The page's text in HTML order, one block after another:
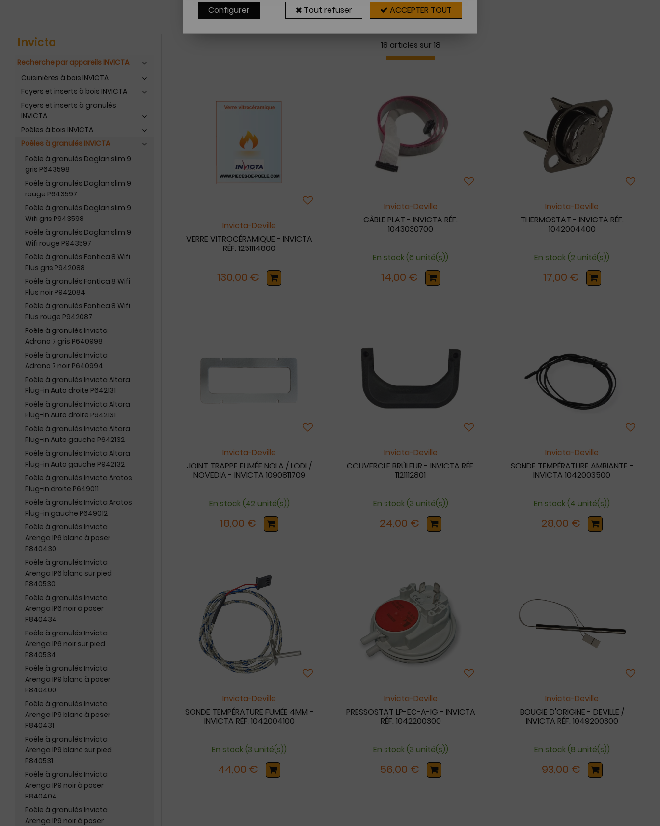
Invicta
Recherche par appareils INVICTA
Cuisinières à bois INVICTA
Foyers et inserts à bois INVICTA
Foyers et inserts à granulés
INVICTA
Poêles à bois INVICTA
Poêles à granulés INVICTA
Poêle à granulés Daglan slim 9
gris P643598
Poêle à granulés Daglan slim 9
rouge P643597
Poêle à granulés Daglan slim 9
Wifi gris P943598
Poêle à granulés Daglan slim 9
Wifi rouge P943597
Poêle à granulés Fontica 8 Wifi
Plus gris P942088
Poêle à granulés Fontica 8 Wifi
Plus noir P942084
Poêle à granulés Fontica 8 Wifi
Plus rouge P942087
Poêle à granulés Invicta
Adrano 7 gris P640998
Poêle à granulés Invicta
Adrano 7 noir P640994
Poêle à granulés Invicta Altara
Plug-in Auto droite P642131
Poêle à granulés Invicta Altara
Plug-in Auto droite P942131
Poêle à granulés Invicta Altara
Plug-in Auto gauche P642132
Poêle à granulés Invicta Altara
Plug-in Auto gauche P942132
Poêle à granulés Invicta Aratos
Plug-in droite P649011
Poêle à granulés Invicta Aratos
Plug-in gauche P649012
Poêle à granulés Invicta
Arenga IP6 blanc à poser
P840430
Poêle à granulés Invicta
Arenga IP6 blanc sur pied
P840530
Poêle à granulés Invicta
Arenga IP6 noir à poser
P840434
Poêle à granulés Invicta
Arenga IP6 noir sur pied
P840534
Poêle à granulés Invicta
Arenga IP9 blanc à poser
P840400
Poêle à granulés Invicta
Arenga IP9 blanc à poser
P840431
Poêle à granulés Invicta
Arenga IP9 blanc sur pied
P840531
Poêle à granulés Invicta
Arenga IP9 noir à poser
P840404
Poêle à granulés Invicta
Arenga IP9 noir à poser
18 articles sur 18
Invicta-Deville
VERRE VITROCÉRAMIQUE - INVICTA
RÉF. 1251114800
130,00 €
Invicta-Deville
CÂBLE PLAT - INVICTA RÉF.
1043030700
En stock (6 unité(s))
14,00 €
Invicta-Deville
THERMOSTAT - INVICTA RÉF.
1042004400
En stock (2 unité(s))
17,00 €
Invicta-Deville
JOINT TRAPPE FUMÉE NOLA / LODI /
NOVEDIA - INVICTA 1090811709
En stock (42 unité(s))
18,00 €
Invicta-Deville
COUVERCLE BRÛLEUR - INVICTA RÉF.
1121112801
En stock (3 unité(s))
24,00 €
Invicta-Deville
SONDE TEMPÉRATURE AMBIANTE -
INVICTA 1042003500
En stock (4 unité(s))
28,00 €
Invicta-Deville
SONDE TEMPÉRATURE FUMÉE 4MM -
INVICTA RÉF. 1042004100
En stock (3 unité(s))
44,00 €
Invicta-Deville
PRESSOSTAT LP-EC-A-IG - INVICTA
RÉF. 1042200300
En stock (3 unité(s))
56,00 €
Invicta-Deville
BOUGIE D'ORIGINE - DEVILLE /
INVICTA RÉF. 1049200300
En stock (8 unité(s))
93,00 €
Configurer Tout refuser ACCEPTER TOUT